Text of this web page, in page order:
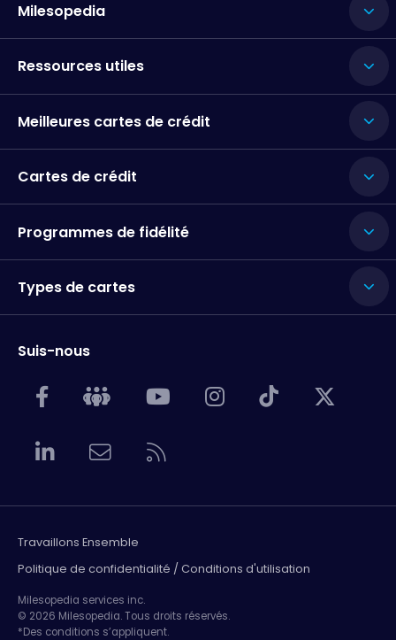
Milesopedia
Ressources utiles
Meilleures cartes de crédit
Cartes de crédit
Programmes de fidélité
Types de cartes
Suis-nous
Travaillons Ensemble
Politique de confidentialité / Conditions d'utilisation
Milesopedia services inc.
© 2026 Milesopedia. Tous droits réservés.
*Des conditions s’appliquent.